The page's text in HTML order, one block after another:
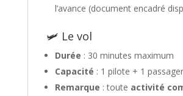
l’avance (document encadré
🛩 Le vol
Durée : 30 minutes maximum
Capacité : 1 pilote + 1 passager
Remarque : toute activité